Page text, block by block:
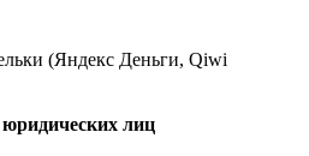
(Яндекс Деньги, Qiwi
лиц